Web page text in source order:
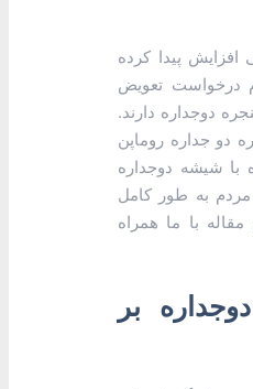
افزایش پیدا کرده
درخواست تعویض
دوجداره دارند.
دو جداره روماپن
با شیشه دوجداره
مردم به طور کامل
مقاله با ما همراه
بر